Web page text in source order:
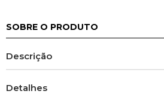
SOBRE O PRODUTO
Descrição
Detalhes